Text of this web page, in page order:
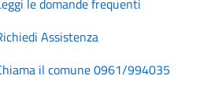
Assistenza
il comune 0961/994035